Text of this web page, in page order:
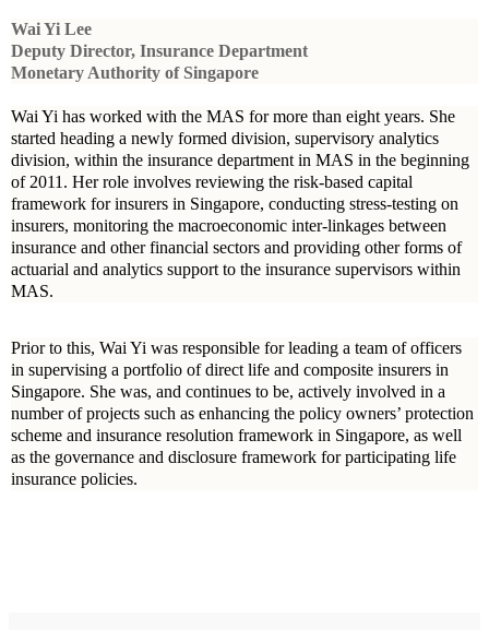
Wai Yi Lee
Deputy Director, Insurance Department
Monetary Authority of Singapore
Wai Yi has worked with the MAS for more than eight years. She
started heading a newly formed division, supervisory analytics
division, within the insurance department in MAS in the beginning
of 2011. Her role involves reviewing the risk-based capital
framework for insurers in Singapore, conducting stress-testing on
insurers, monitoring the macroeconomic inter-linkages between
insurance and other financial sectors and providing other forms of
actuarial and analytics support to the insurance supervisors within
MAS.
Prior to this, Wai Yi was responsible for leading a team of officers
in supervising a portfolio of direct life and composite insurers in
Singapore. She was, and continues to be, actively involved in a
number of projects such as enhancing the policy owners’ protection
scheme and insurance resolution framework in Singapore, as well
as the governance and disclosure framework for participating life
insurance policies.